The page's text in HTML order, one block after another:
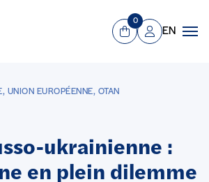
Panier
0
Mon compte
EN
UNION EUROPÉENNE, OTAN
ukrainienne :
en plein dilemme